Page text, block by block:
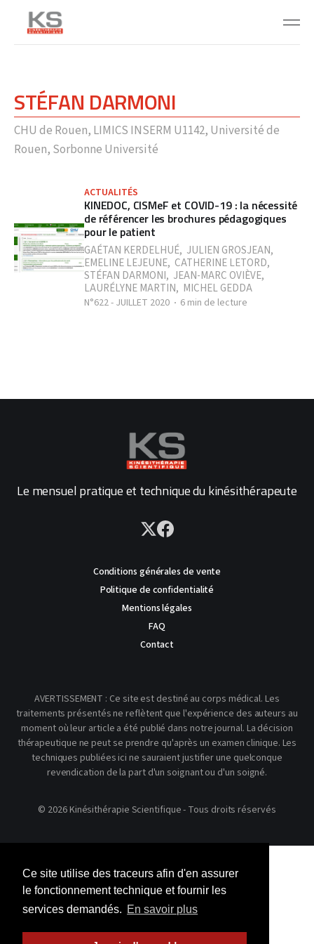
Ce site utilise des traceurs afin d'en assurer
le fonctionnement technique et fournir les
services demandés. En savoir plus
STÉFAN DARMONI
CHU de Rouen, LIMICS INSERM U1142, Université de
Rouen, Sorbonne Université
ACTUALITÉS
KINEDOC, CISMeF et COVID-19 : la nécessité
de référencer les brochures pédagogiques
pour le patient
GAÉTAN KERDELHUÉ, JULIEN GROSJEAN,
EMELINE LEJEUNE, CATHERINE LETORD,
STÉFAN DARMONI, JEAN-MARC OVIÈVE,
LAURÉLYNE MARTIN, MICHEL GEDDA
N°622 - JUILLET 2020 6 min de lecture
Le mensuel pratique et technique du kinésithérapeute
Conditions générales de vente
Politique de confidentialité
Mentions légales
FAQ
Contact
AVERTISSEMENT : Ce site est destiné au corps médical. Les
traitements présentés ne reflètent que l'expérience des auteurs au
moment où leur article a été publié dans notre journal. La décision
thérapeutique ne peut se prendre qu'après un examen clinique. Les
techniques publiées ici ne sauraient justifier une quelconque
revendication de la part d'un soignant ou d'un soigné.
© 2026 Kinésithérapie Scientifique - Tous droits réservés